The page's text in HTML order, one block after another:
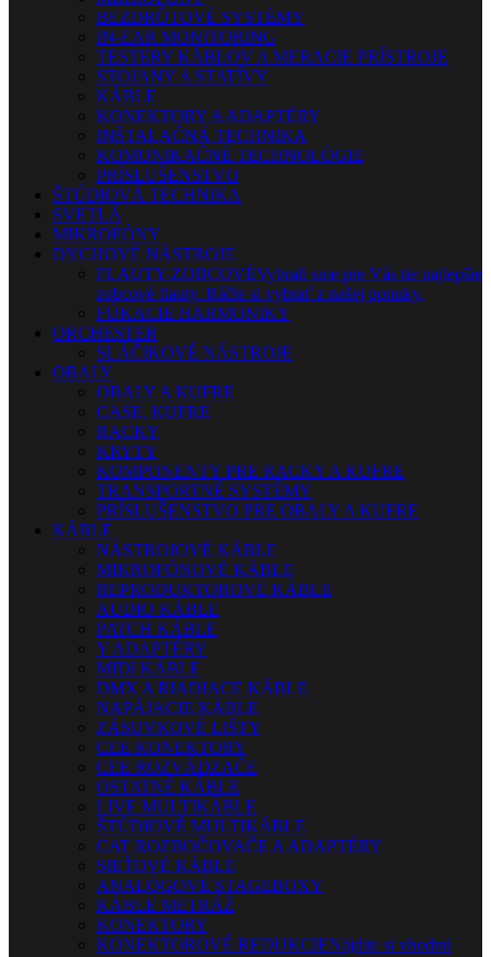
BEZDRÔTOVÉ SYSTÉMY
IN-EAR MONITORING
TESTERY KÁBLOV A MERACIE PRÍSTROJE
STOJANY A STATÍVY
KÁBLE
KONEKTORY A ADAPTÉRY
INŠTALAČNÁ TECHNIKA
KOMUNIKAČNÉ TECHNOLÓGIE
PRÍSLUŠENSTVO
ŠTÚDIOVÁ TECHNIKA
SVETLÁ
MIKROFÓNY
DYCHOVÉ NÁSTROJE
FLAUTY-ZOBCOVÉVybrali sme pre Vás tie najlepšie
zobcové flauty. Ráčte si vybrať z našej ponuky.
FÚKACIE HARMONIKY
ORCHESTER
SLÁČIKOVÉ NÁSTROJE
OBALY
OBALY A KUFRE
CASE, KUFRE
RACKY
KRYTY
KOMPONENTY PRE RACKY A KUFRE
TRANSPORTNÉ SYSTÉMY
PRÍSLUŠENSTVO PRE OBALY A KUFRE
KÁBLE
NÁSTROJOVÉ KÁBLE
MIKROFÓNOVÉ KÁBLE
REPRODUKTOROVÉ KÁBLE
AUDIO KÁBLE
PATCH KÁBLE
Y ADAPTÉRY
MIDI KÁBLE
DMX A RIADIACE KÁBLE
NAPÁJACIE KÁBLE
ZÁSUVKOVÉ LIŠTY
CEE KONEKTORY
CEE ROZVÁDZAČE
OSTATNÉ KÁBLE
LIVE MULTIKÁBLE
ŠTÚDIOVÉ MULTIKÁBLE
CAT ROZBOČOVAČE A ADAPTÉRY
SIEŤOVÉ KÁBLE
ANALÓGOVÉ STAGEBOXY
KÁBLE METRÁŽ
KONEKTORY
KONEKTOROVÉ REDUKCIENájdite si vhodnú